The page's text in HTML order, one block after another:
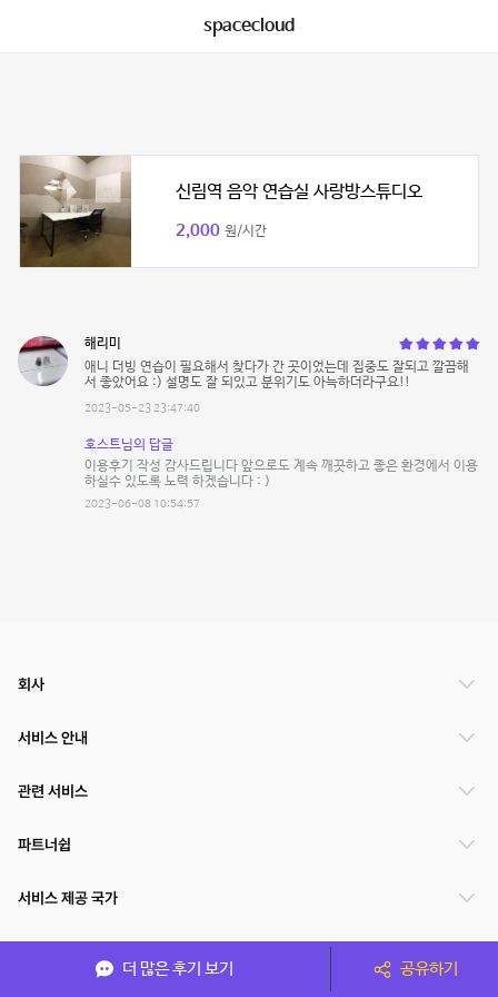
spacecloud
신림역 음악 연습실 사랑방스튜디오
2,000 원/시간
해리미
애니 더빙 연습이 필요해서 찾다가 간 곳이었는데 집중도 잘되고 깔끔해
서 좋았어요 :) 설명도 잘 되있고 분위기도 아늑하더라구요!!
2023-05-23 23:47:40
호스트님의 답글
이용후기 작성 감사드립니다 앞으로도 계속 깨끗하고 좋은 환경에서 이용
하실수 있도록 노력 하겠습니다 : )
2023-06-08 10:54:57
더 많은 후기 보기 공유하기
회사
서비스 안내
관련 서비스
파트너쉽
서비스 제공 국가
(주)NSPACE 사업자정보